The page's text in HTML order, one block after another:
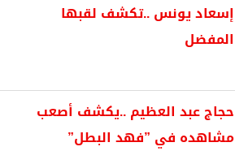
إسعاد يونس ..تكشف لقبها
المفضل
حجاج عبد العظيم ..يكشف أصعب
مشاهده في ”فهد البطل”